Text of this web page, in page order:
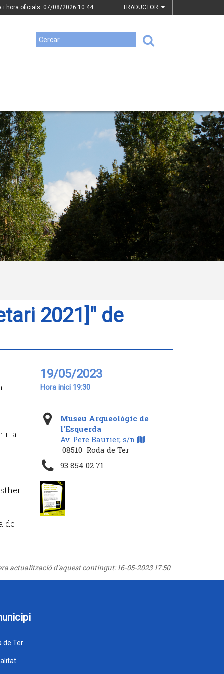
i hora oficials: 07/08/2026 10:44 TRADUCTOR
2021]" de
i la
de
19/05/2023
Hora inici 19:30
Museu Arqueològic de
l'Esquerda
Av. Pere Baurier, s/n
08510 Roda de Ter
93 854 02 71
actualització d'aquest contingut:16-05-2023 17:50
de Ter